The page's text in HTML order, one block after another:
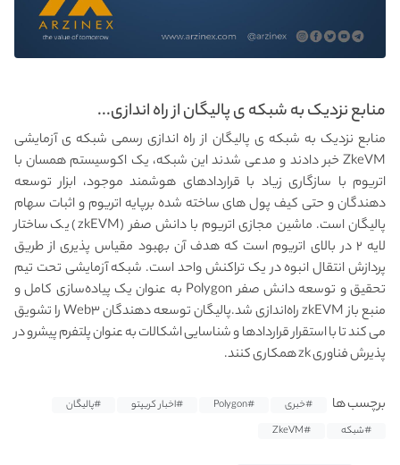
منابع نزدیک به شبکه ی پالیگان از راه اندازی...
منابع نزدیک به شبکه ی پالیگان از راه اندازی رسمی شبکه ی آزمایشی
ZkeVM خبر دادند و مدعی شدند این شبکه، یک اکوسیستم همسان با
اتریوم با سازگاری زیاد با قراردادهای هوشمند موجود، ابزار توسعه‌
دهندگان و حتی کیف‌ پول‌ های ساخته‌ شده برپایه اتریوم و اثبات سهام
پالیگان است. ماشین مجازی اتریوم با دانش صفر (zkEVM) یک ساختار
لایه ۲ در بالای اتریوم است که هدف آن بهبود مقیاس پذیری از طریق
پردازش انتقال انبوه در یک تراکنش واحد است. شبکه آزمایشی تحت تیم
تحقیق و توسعه دانش صفر Polygon به عنوان یک پیاده‌سازی کامل و
منبع باز zkEVM راه‌اندازی شد.پالیگان توسعه دهندگان Web۳ را تشویق
می کند تا با استقرار قراردادها و شناسایی اشکالات به عنوان پلتفرم پیشرو در
پذیرش فناوری zk همکاری کنند.
برچسب ها #خبری #Polygon #اخبار کریپتو
#پالیگان
#شبکه
#ZkeVM